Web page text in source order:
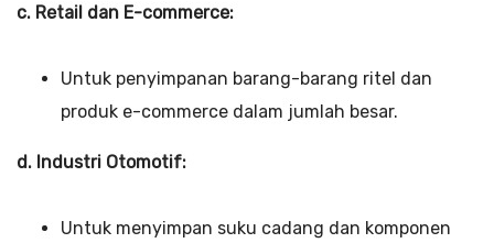
c. Retail dan E-commerce:
Untuk penyimpanan barang-barang ritel dan
produk e-commerce dalam jumlah besar.
d. Industri Otomotif:
Untuk menyimpan suku cadang dan komponen